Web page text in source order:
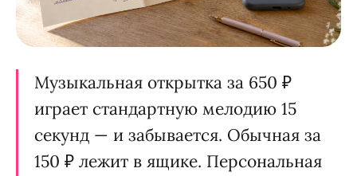
Музыкальная открытка за 650 ₽
играет стандартную мелодию 15
секунд — и забывается. Обычная за
150 ₽ лежит в ящике. Персональная